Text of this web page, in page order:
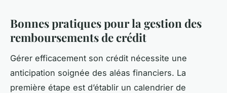
Bonnes pratiques pour la gestion des
remboursements de crédit
Gérer efficacement son crédit nécessite une
anticipation soignée des aléas financiers. La
première étape est d’établir un calendrier de